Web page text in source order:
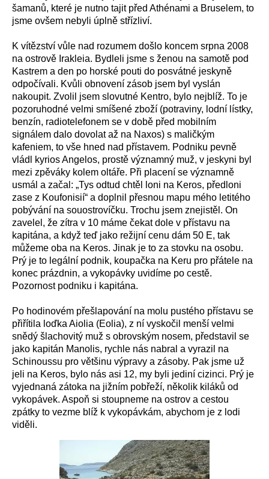
šamanů, které je nutno tajit před Athénami a Bruselem, to
jsme ovšem nebyli úplně střízliví.
K vítězství vůle nad rozumem došlo koncem srpna 2008
na ostrově Irakleia. Bydleli jsme s ženou na samotě pod
Kastrem a den po horské pouti do posvátné jeskyně
odpočívali. Kvůli obnovení zásob jsem byl vyslán
nakoupit. Zvolil jsem slovutné Kentro, bylo nejblíž. To je
pozoruhodné velmi smíšené zboží (potraviny, lodní lístky,
benzín, radiotelefonem se v době před mobilním
signálem dalo dovolat až na Naxos) s maličkým
kafeniem, to vše hned nad přístavem. Podniku pevně
vládl kyrios Angelos, prostě významný muž, v jeskyni byl
mezi zpěváky kolem oltáře. Při placení se významně
usmál a začal: „Tys odtud chtěl loni na Keros, předloni
zase z Koufonisií“ a doplnil přesnou mapu mého letitého
pobývání na souostrovíčku. Trochu jsem znejistěl. On
zavelel, že zítra v 10 máme čekat dole v přístavu na
kapitána, a když teď jako režijní cenu dám 50 E, tak
můžeme oba na Keros. Jinak je to za stovku na osobu.
Prý je to legální podnik, koupačka na Keru pro přátele na
konec prázdnin, a vykopávky uvidíme po cestě.
Pozornost podniku i kapitána.
Po hodinovém přešlapování na molu pustého přístavu se
přiřítila loďka Aiolia (Eolia), z ní vyskočil menší velmi
snědý šlachovitý muž s obrovským nosem, představil se
jako kapitán Manolis, rychle nás nabral a vyrazil na
Schinoussu pro většinu výpravy a zásoby. Pak jsme už
jeli na Keros, bylo nás asi 12, my byli jediní cizinci. Prý je
vyjednaná zátoka na jižním pobřeží, několik kiláků od
vykopávek. Aspoň si stoupneme na ostrov a cestou
zpátky to vezme blíž k vykopávkám, abychom je z lodi
viděli.